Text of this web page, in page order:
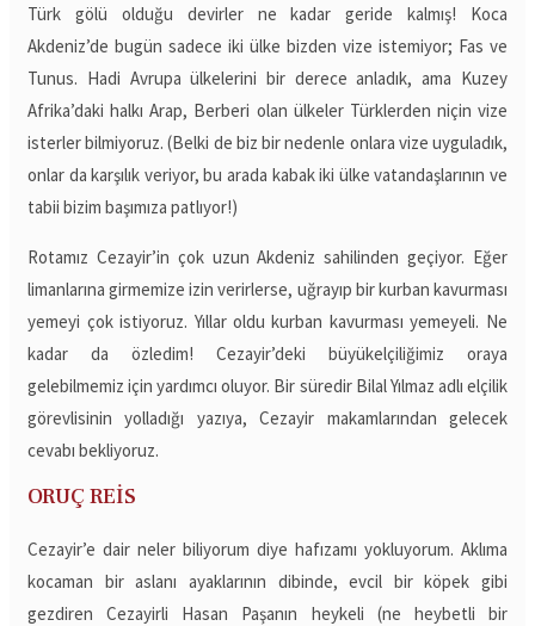
Türk gölü olduğu devirler ne kadar geride kalmış! Koca
Akdeniz’de bugün sadece iki ülke bizden vize istemiyor; Fas ve
Tunus. Hadi Avrupa ülkelerini bir derece anladık, ama Kuzey
Afrika’daki halkı Arap, Berberi olan ülkeler Türklerden niçin vize
isterler bilmiyoruz. (Belki de biz bir nedenle onlara vize uyguladık,
onlar da karşılık veriyor, bu arada kabak iki ülke vatandaşlarının ve
tabii bizim başımıza patlıyor!)
Rotamız Cezayir’in çok uzun Akdeniz sahilinden geçiyor. Eğer
limanlarına girmemize izin verirlerse, uğrayıp bir kurban kavurması
yemeyi çok istiyoruz. Yıllar oldu kurban kavurması yemeyeli. Ne
kadar da özledim! Cezayir’deki büyükelçiliğimiz oraya
gelebilmemiz için yardımcı oluyor. Bir süredir Bilal Yılmaz adlı elçilik
görevlisinin yolladığı yazıya, Cezayir makamlarından gelecek
cevabı bekliyoruz.
ORUÇ REİS
Cezayir’e dair neler biliyorum diye hafızamı yokluyorum. Aklıma
kocaman bir aslanı ayaklarının dibinde, evcil bir köpek gibi
gezdiren Cezayirli Hasan Paşanın heykeli (ne heybetli bir